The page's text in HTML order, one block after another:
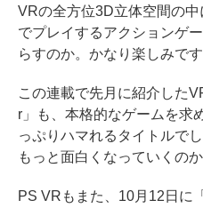
VRの全方位3D立体空間の
でプレイするアクションゲ
らすのか。かなり楽しみです
この連載で先月に紹介した
r」も、本格的なゲームを求
っぷりハマれるタイトルで
もっと面白くなっていくの
PS VRもまた、10月12日に